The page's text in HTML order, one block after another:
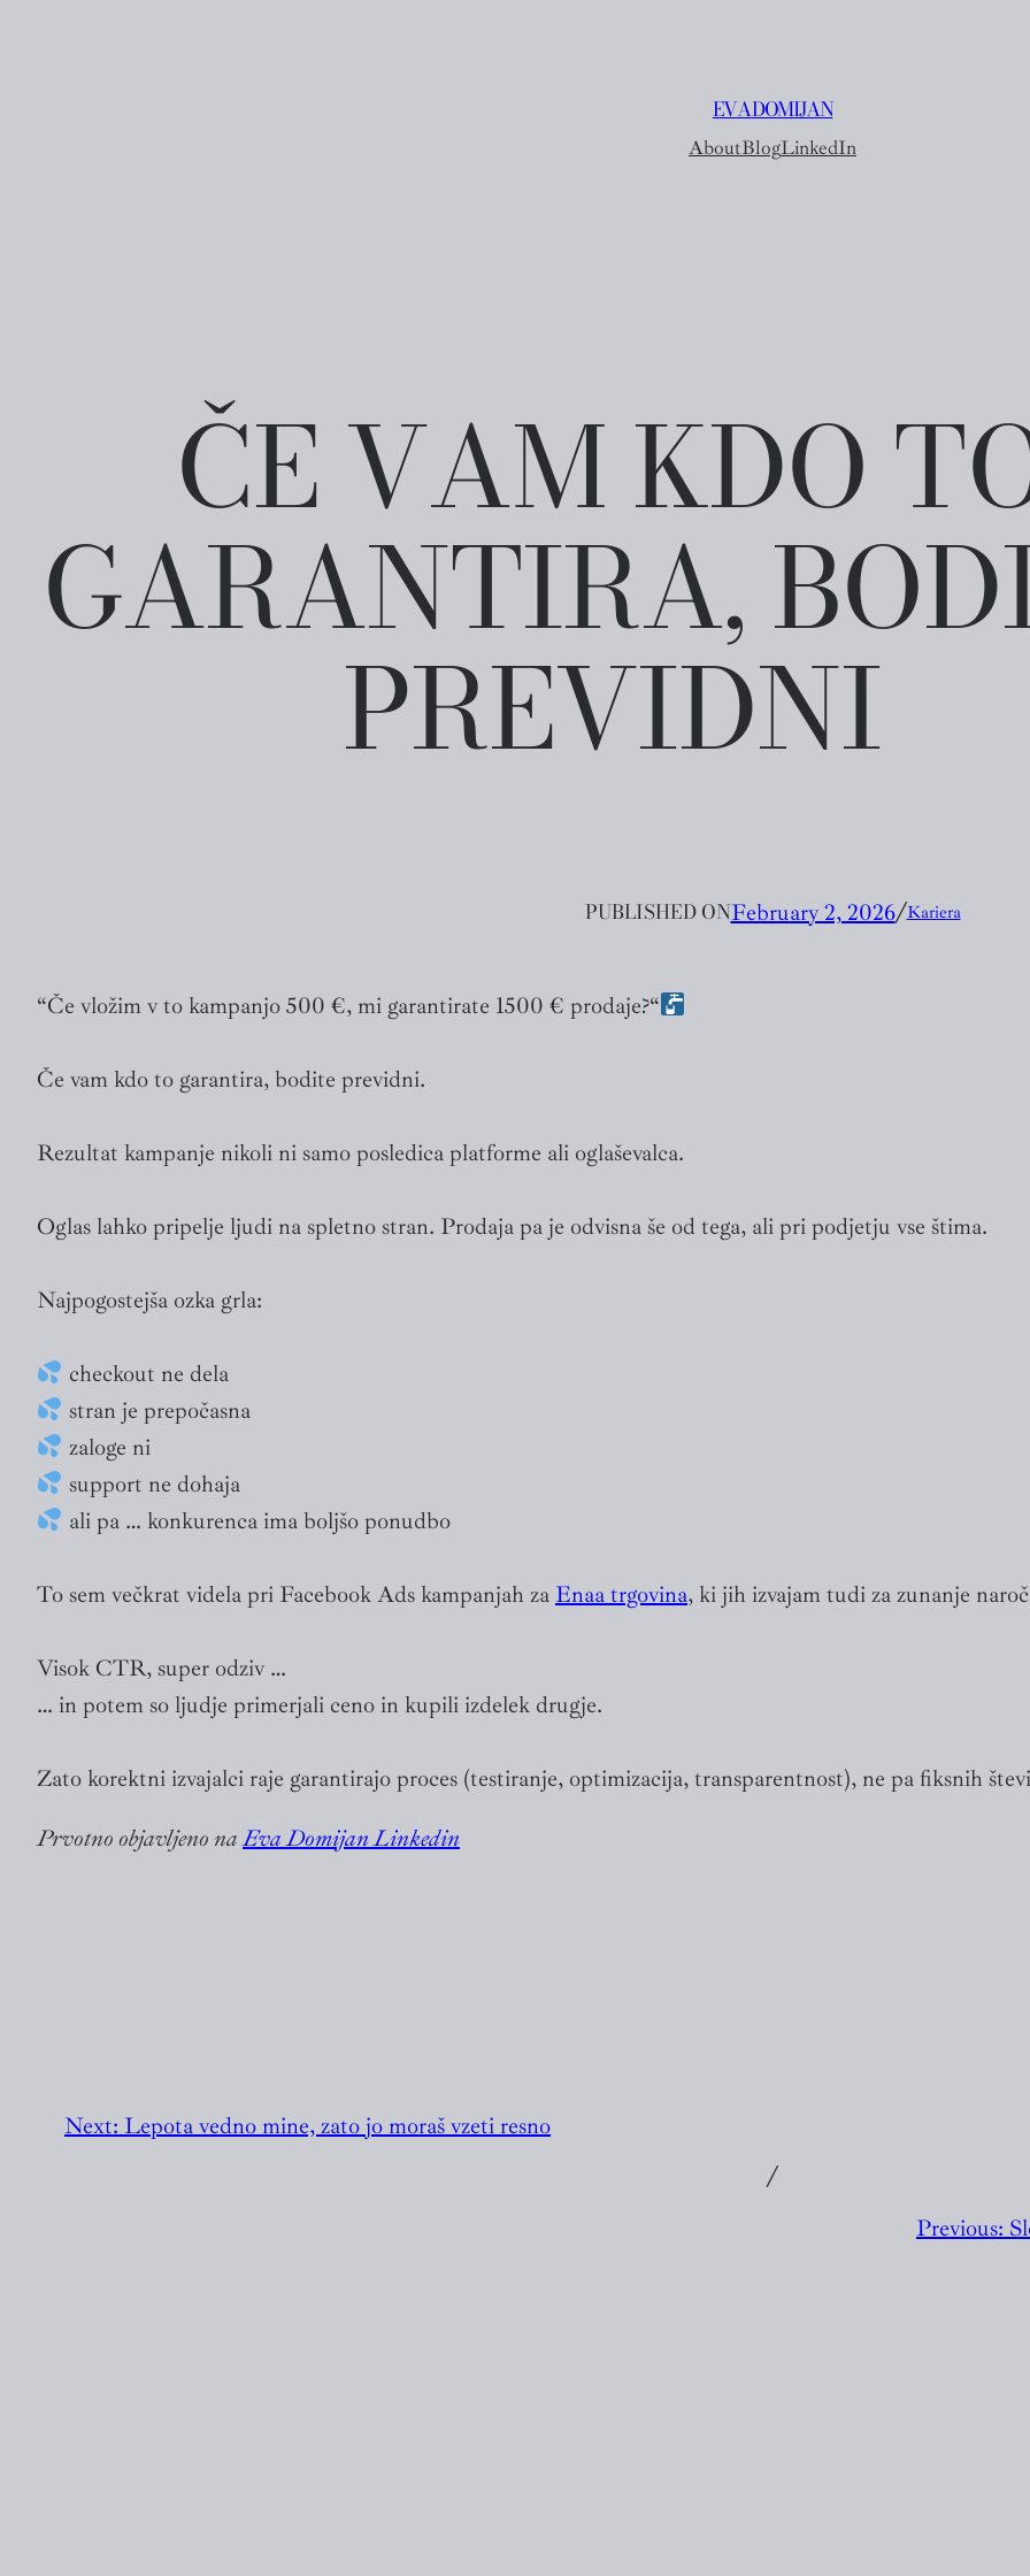
EVA DOMIJAN
AboutBlogLinkedIn
ČE VAM KDO
GARANTIRA,
PREVIDNI
PUBLISHED ONFebruary 2, 2026╱Kariera
“Če vložim v to kampanjo 500 €, mi garantirate 1500 € prodaje?“
Če vam kdo to garantira, bodite previdni.
Rezultat kampanje nikoli ni samo posledica platforme ali oglaševalca.
Oglas lahko pripelje ljudi na spletno stran. Prodaja pa je odvisna še od tega, ali pri podjetju vse štima.
Najpogostejša ozka grla:
checkout ne dela
stran je prepočasna
zaloge ni
support ne dohaja
ali pa … konkurenca ima boljšo ponudbo
To sem večkrat videla pri Facebook Ads kampanjah za Enaa trgovina, ki jih izvajam tudi za zunanje
Visok CTR, super odziv …
… in potem so ljudje primerjali ceno in kupili izdelek drugje.
Zato korektni izvajalci raje garantirajo proces (testiranje, optimizacija, transparentnost), ne pa fiksnih
Prvotno objavljeno naEva Domijan Linkedin
Next: Lepota vedno mine, zato jo moraš vzeti resno
╱
Previous: